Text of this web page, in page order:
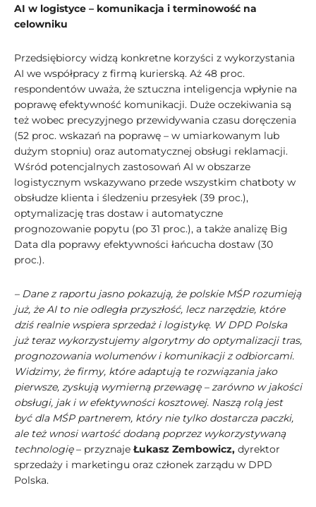
AI w logistyce – komunikacja i terminowość na
celowniku
Przedsiębiorcy widzą konkretne korzyści z wykorzystania
AI we współpracy z firmą kurierską. Aż 48 proc.
respondentów uważa, że sztuczna inteligencja wpłynie na
poprawę efektywność komunikacji. Duże oczekiwania są
też wobec precyzyjnego przewidywania czasu doręczenia
(52 proc. wskazań na poprawę – w umiarkowanym lub
dużym stopniu) oraz automatycznej obsługi reklamacji.
Wśród potencjalnych zastosowań AI w obszarze
logistycznym wskazywano przede wszystkim chatboty w
obsłudze klienta i śledzeniu przesyłek (39 proc.),
optymalizację tras dostaw i automatyczne
prognozowanie popytu (po 31 proc.), a także analizę Big
Data dla poprawy efektywności łańcucha dostaw (30
proc.).
– Dane z raportu jasno pokazują, że polskie MŚP rozumieją
już, że AI to nie odległa przyszłość, lecz narzędzie, które
dziś realnie wspiera sprzedaż i logistykę. W DPD Polska
już teraz wykorzystujemy algorytmy do optymalizacji tras,
prognozowania wolumenów i komunikacji z odbiorcami.
Widzimy, że firmy, które adaptują te rozwiązania jako
pierwsze, zyskują wymierną przewagę – zarówno w jakości
obsługi, jak i w efektywności kosztowej. Naszą rolą jest
być dla MŚP partnerem, który nie tylko dostarcza paczki,
ale też wnosi wartość dodaną poprzez wykorzystywaną
technologię– przyznaje Łukasz Zembowicz, dyrektor
sprzedaży i marketingu oraz członek zarządu w DPD
Polska.